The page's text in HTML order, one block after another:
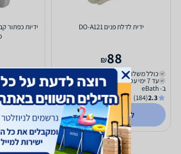
ידית לדלת פנים DO-A121
88
₪
כולל משלוח (₪29)
עד 7 ימי עסקים
ב- eBath
2.3
(184)
לפרטים נוספים
ידיות כפתור
כולל משלוח (₪22)
עד 10 ימי עסקים
קנו ב-